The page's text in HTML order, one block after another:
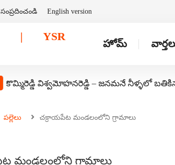
సంప్రదించండి English version
హోమ్
కొమ్మిరెడ్డి విశ్వమోహనరెడ్డి – జనమనే నీళ్ళలో
పల్లెలు చక్రాయపేట మండలంలోని గ్రామాలు